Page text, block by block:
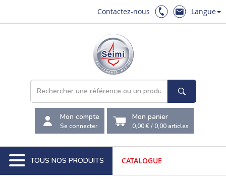
Contactez-nous Langue
Mon compte
Se connecter
Mon panier
0,00 €/0,00 articles
TOUS NOS PRODUITS CATALOGUE